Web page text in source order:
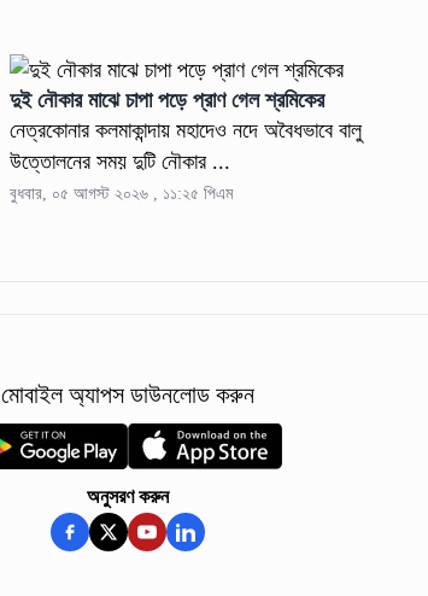
দুই নৌকার মাঝে চাপা পড়ে প্রাণ গেল শ্রমিকের
নেত্রকোনার কলমাকান্দায় মহাদেও নদে অবৈধভাবে বালু
উত্তোলনের সময় দুটি নৌকার ...
বুধবার, ০৫ আগস্ট ২০২৬ , ১১:২৫ পিএম
মোবাইল অ্যাপস ডাউনলোড করুন
অনুসরণ করুন